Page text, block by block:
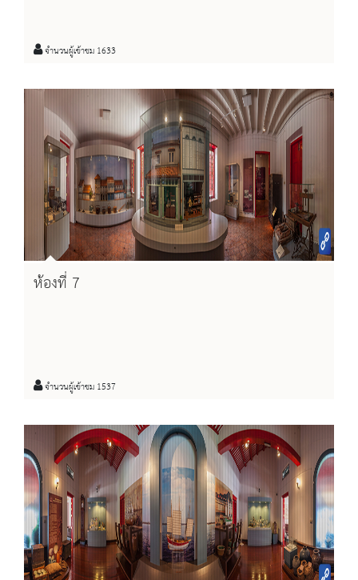
จำนวนผู้เข้าชม 1633
ห้องที่ 7
จำนวนผู้เข้าชม 1537